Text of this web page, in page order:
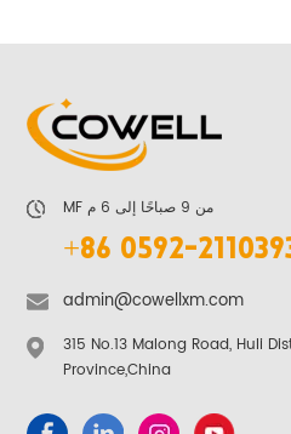
+86 0592-
admin@cowellxm.com
315 No.13 Malong Road, Huli
Province,China